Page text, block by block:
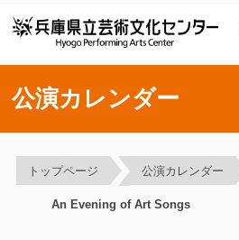
公演カレンダー
トップページ 公演カレンダー
An Evening of Art Songs